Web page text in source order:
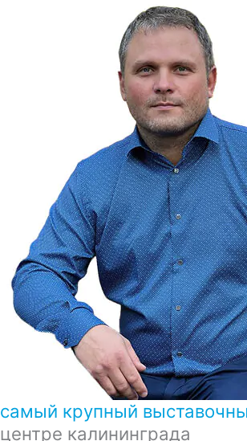
самый крупный
центре калининграда